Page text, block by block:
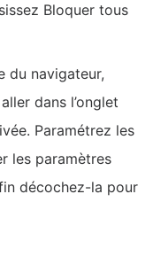
Bloquer tous
du navigateur,
dans l’onglet
Paramétrez les
les paramètres
décochez-la pour